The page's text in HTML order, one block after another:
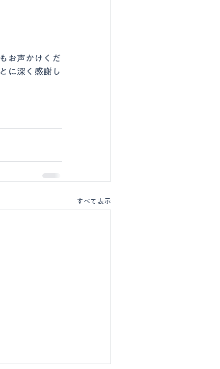
お声かけくだ
に深く感謝し
すべて表示